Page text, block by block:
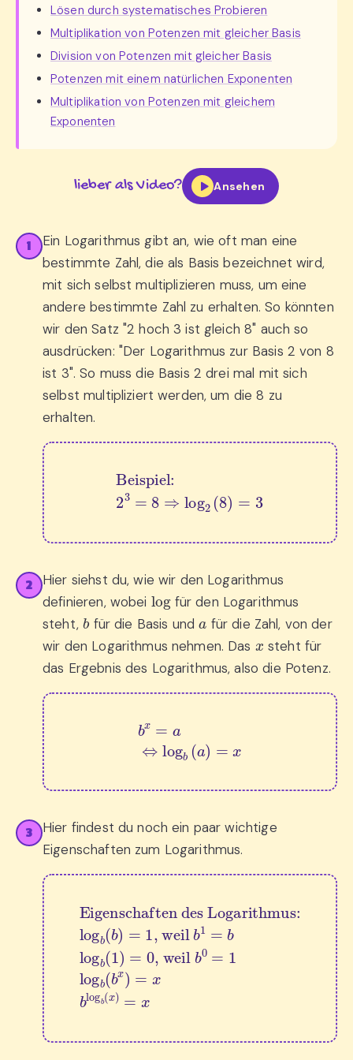
Lösen durch systematisches Probieren
Multiplikation von Potenzen mit gleicher Basis
Division von Potenzen mit gleicher Basis
Potenzen mit einem natürlichen Exponenten
Multiplikation von Potenzen mit gleichem
Exponenten
lieber als Video? Ansehen
1
Ein Logarithmus gibt an, wie oft man eine
bestimmte Zahl, die als Basis bezeichnet wird,
mit sich selbst multiplizieren muss, um eine
andere bestimmte Zahl zu erhalten. So könnten
wir den Satz "2 hoch 3 ist gleich 8" auch so
ausdrücken: "Der Logarithmus zur Basis 2 von 8
ist 3". So muss die Basis 2 drei mal mit sich
selbst multipliziert werden, um die 8 zu
erhalten.
Beispiel:23
2
Hier siehst du, wie wir den Logarithmus
definieren, wobei log für den Logarithmus
steht,b für die Basis und
für die Zahl, von der
wir den Logarithmus nehmen. Das
steht für
das Ergebnis des Logarithmus, also die Potenz.
bx=a⇔
3
Hier findest du noch ein paar wichtige
Eigenschaften zum Logarithmus.
Eigenschaften des Logarithmus:log b(b)=1
, weil b1= blog b (1)=0
, weil b0=1logb (bx) = xblogb(x)=x